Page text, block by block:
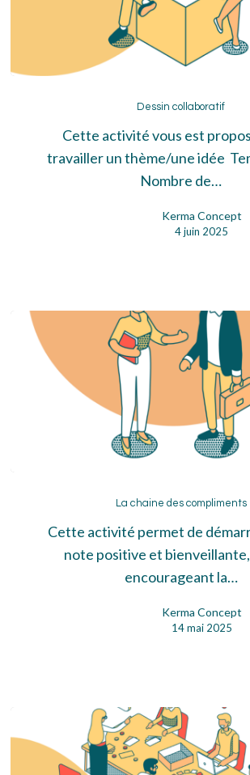
collaboratif
Dessin collaboratif
Cette activité vous est
travailler un thème/une idée
Nombre de…
Kerma Concept
4 juin 2025
chaine
des
La chaine des compliments
Cette activité permet de
note positive et
encourageant la…
Kerma Concept
14 mai 2025